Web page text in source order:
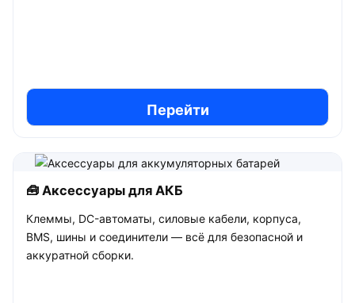
Перейти
🧰 Аксессуары для АКБ
Клеммы, DC-автоматы, силовые кабели, корпуса,
BMS, шины и соединители — всё для безопасной и
аккуратной сборки.